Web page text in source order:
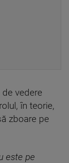
vedere
în teorie,
zboare pe
este pe